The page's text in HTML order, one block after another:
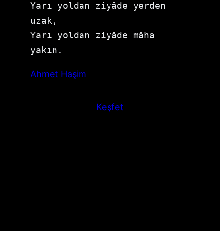
Yarı yoldan ziyâde yerden
uzak,
Yarı yoldan ziyâde mâha
yakın.
Ahmet Haşim
Keşfet